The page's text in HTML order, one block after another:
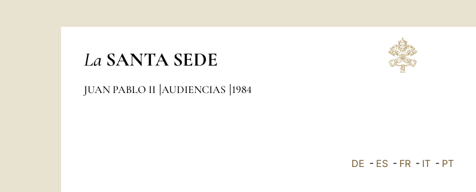
La SANTA SEDE
JUAN PABLO II AUDIENCIAS 1984
DE - ES- FR- IT- PT